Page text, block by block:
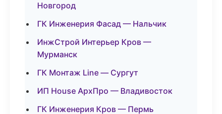
Новгород
ГК Инженерия Фасад — Нальчик
ИнжСтрой Интерьер Кров —
Мурманск
ГК Монтаж Line — Сургут
ИП House АрхПро — Владивосток
ГК Инженерия Кров — Пермь